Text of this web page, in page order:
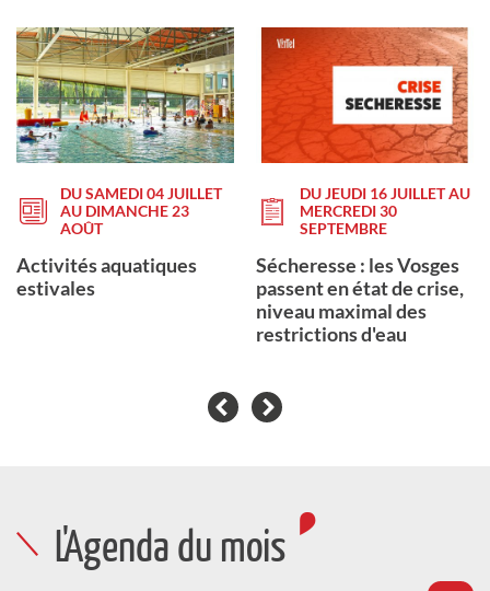
DU SAMEDI 04 JUILLET
AU DIMANCHE 23
AOÛT
Activités aquatiques
estivales
DU JEUDI 16 JUILLET AU
MERCREDI 30
SEPTEMBRE
Sécheresse : les Vosges
passent en état de crise,
niveau maximal des
restrictions d'eau
L'Agenda du mois